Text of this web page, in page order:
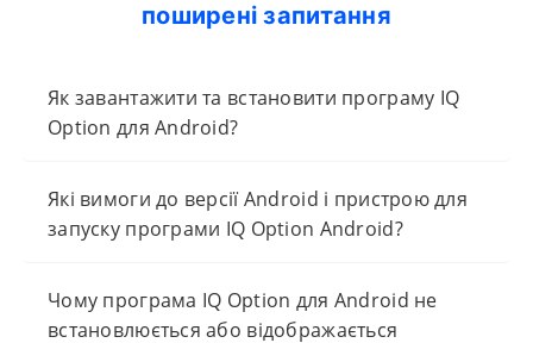
поширені запитання
Як завантажити та встановити програму IQ
Option для Android?
Які вимоги до версії Android і пристрою для
запуску програми IQ Option Android?
Чому програма IQ Option для Android не
встановлюється або відображається